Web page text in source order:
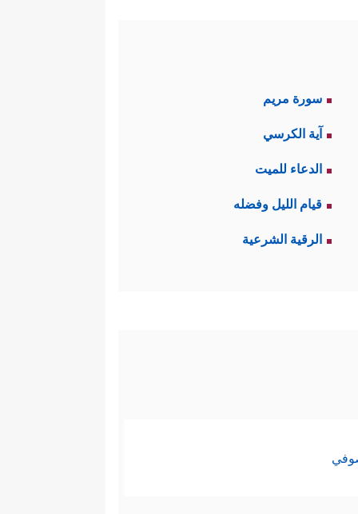
سورة مريم
آية الكرسي
الدعاء للميت
قيام الليل وفضله
الرقية الشرعية